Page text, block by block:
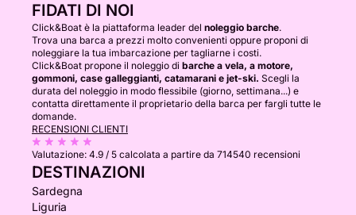
FIDATI DI NOI
Click&Boat è la piattaforma leader del noleggio barche.
Trova una barca a prezzi molto convenienti oppure proponi di
noleggiare la tua imbarcazione per tagliarne i costi.
Click&Boat propone il noleggio di barche a vela, a motore,
gommoni, case galleggianti, catamarani e jet-ski. Scegli la
durata del noleggio in modo flessibile (giorno, settimana...) e
contatta direttamente il proprietario della barca per fargli tutte le
domande.
RECENSIONI CLIENTI
Valutazione: 4.9 / 5 calcolata a partire da 714540 recensioni
DESTINAZIONI
Sardegna
Liguria